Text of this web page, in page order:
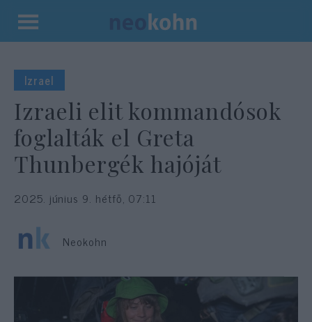
Kilépés
tartalomba
Izrael
Izraeli elit kommandósok
foglalták el Greta
Thunbergék hajóját
2025. június 9. hétfő, 07:11
Neokohn